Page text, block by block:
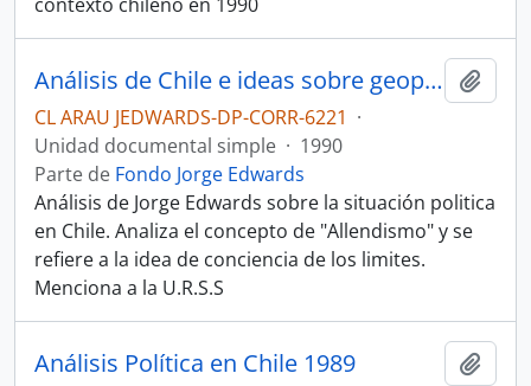
Análisis de Chile e ideas sobre geopolítica
CL ARAU JEDWARDS-DP-CORR-6221 ·
Unidad documental simple · 1990
Parte de Fondo Jorge Edwards
Análisis de Jorge Edwards sobre la situación politica
en Chile. Analiza el concepto de "Allendismo" y se
refiere a la idea de conciencia de los limites.
Menciona a la U.R.S.S
Análisis Política en Chile 1989